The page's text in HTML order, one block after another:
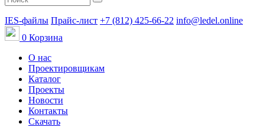
IES-файлы Прайс-лист +7 (812) 425-66-22 info@ledel.online
0 Корзина
О нас
Проектировщикам
Каталог
Проекты
Новости
Контакты
Скачать